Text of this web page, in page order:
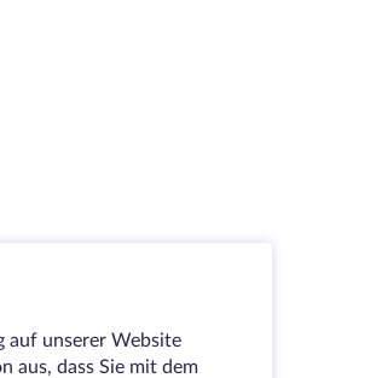
auf unserer Website
aus, dass Sie mit dem